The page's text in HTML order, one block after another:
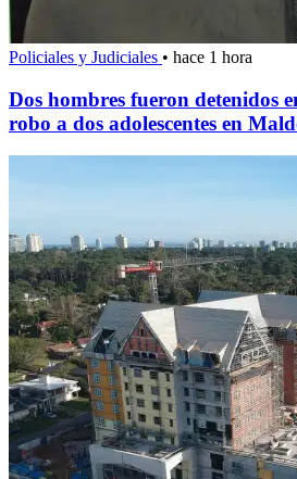
Policiales y Judiciales • hace 1 hora
Dos hombres fueron detenidos
robo a dos adolescentes en